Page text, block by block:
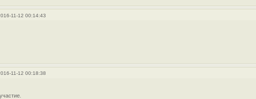
11-12 00:14:43
11-12 00:18:38